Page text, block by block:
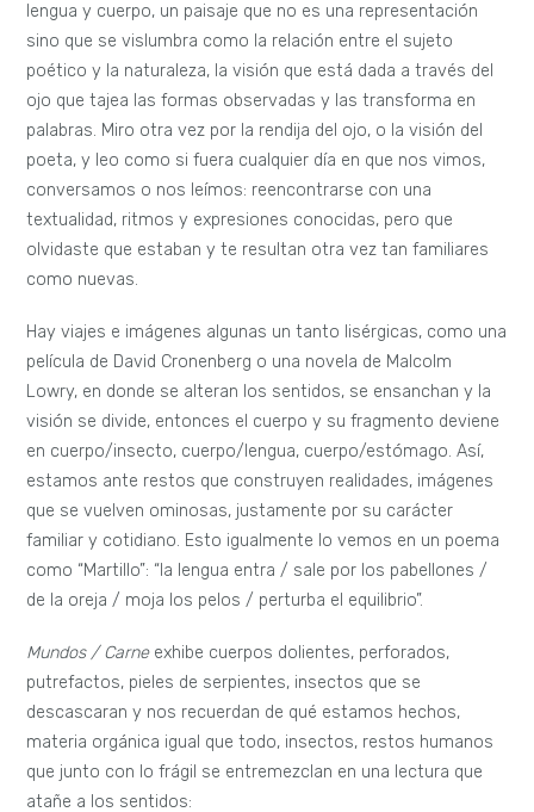
lengua y cuerpo, un paisaje que no es una representación
sino que se vislumbra como la relación entre el sujeto
poético y la naturaleza, la visión que está dada a través del
ojo que tajea las formas observadas y las transforma en
palabras. Miro otra vez por la rendija del ojo, o la visión del
poeta, y leo como si fuera cualquier día en que nos vimos,
conversamos o nos leímos: reencontrarse con una
textualidad, ritmos y expresiones conocidas, pero que
olvidaste que estaban y te resultan otra vez tan familiares
como nuevas.
Hay viajes e imágenes algunas un tanto lisérgicas, como una
película de David Cronenberg o una novela de Malcolm
Lowry, en donde se alteran los sentidos, se ensanchan y la
visión se divide, entonces el cuerpo y su fragmento deviene
en cuerpo/insecto, cuerpo/lengua, cuerpo/estómago. Así,
estamos ante restos que construyen realidades, imágenes
que se vuelven ominosas, justamente por su carácter
familiar y cotidiano. Esto igualmente lo vemos en un poema
como “Martillo”: “la lengua entra / sale por los pabellones /
de la oreja / moja los pelos / perturba el equilibrio”.
Mundos / Carneexhibe cuerpos dolientes, perforados,
putrefactos, pieles de serpientes, insectos que se
descascaran y nos recuerdan de qué estamos hechos,
materia orgánica igual que todo, insectos, restos humanos
que junto con lo frágil se entremezclan en una lectura que
atañe a los sentidos: